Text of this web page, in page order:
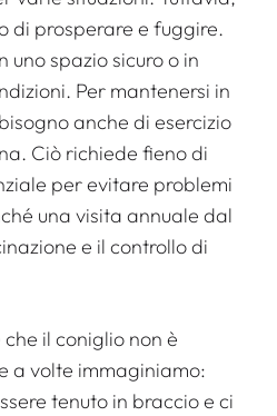
di prosperare e fuggire.
uno spazio sicuro o in
Per mantenersi in
anche di esercizio
Ciò richiede fieno di
per evitare problemi
una visita annuale dal
e il controllo di
il coniglio non è
a volte immaginiamo:
tenuto in braccio e ci